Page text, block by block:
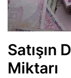
Satışın
Miktarı